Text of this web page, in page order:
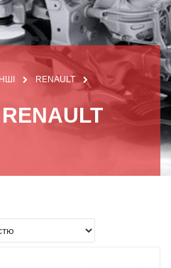
ІНШІ RENAULT